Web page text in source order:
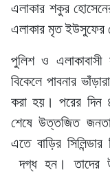
এলাকার শকুর
এলাকার মৃত ইউসুফের
পুলিশ ও
বিকেলে পাবনার
করা হয়। পরের দিন
শেষে উত্তজিত
এতে বাড়ির
দগ্ধ হন। তাদের